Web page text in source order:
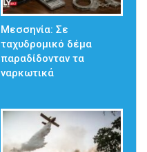
Μεσσηνία: Σε
ταχυδρομικό δέμα
παραδίδονταν τα
ναρκωτικά